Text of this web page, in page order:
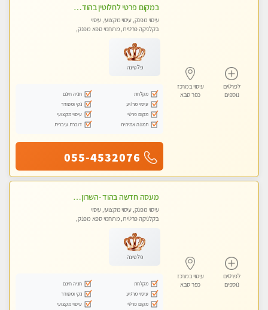
לפרטים
נוספים
עיסוי במרכז
כפר סבא
במקום פרטי לחלוטין בהוד השרון באווירה שקטה ונעימה לחוויה של רוגע מפנק מומלץ מאוד מאוד
עיסוי מפנק, עיסוי מקצועי, עיסוי
בקלניקה פרטית, מתחמי ספא מפנק,
פלטינה
מקלחת
חניה חינם
עיסוי מרגיע
נקי ומסודר
מקום פרטי
עיסוי מקצועי
תמונה אמיתית
דוברת עיברית
055-4532076
לפרטים
נוספים
עיסוי במרכז
כפר סבא
מעסה חדשה בהוד -השרון כל סוגי העיסויים מעסה מקצועית ואיכותית פרטי!!!מומלץ לחלוטין!!
עיסוי מפנק, עיסוי מקצועי, עיסוי
בקלניקה פרטית, מתחמי ספא מפנק,
פלטינה
מקלחת
חניה חינם
עיסוי מרגיע
נקי ומסודר
מקום פרטי
עיסוי מקצועי